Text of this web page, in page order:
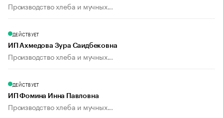
Производство хлеба и мучных...
ДЕЙСТВУЕТ
ИП Ахмедова Зура Саидбековна
Производство хлеба и мучных...
ДЕЙСТВУЕТ
ИП Фомина Инна Павловна
Производство хлеба и мучных...